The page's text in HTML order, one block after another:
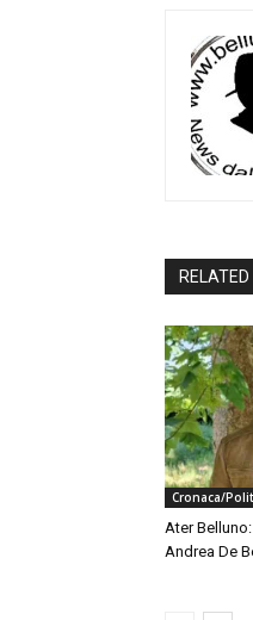
Cronaca/
Ater
Andrea De